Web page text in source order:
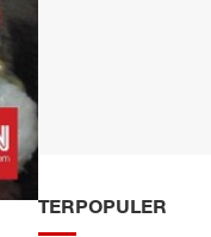
TERPOPULER